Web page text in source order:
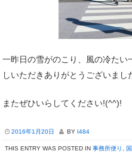
一昨日の雪がのこり、風の冷たい
しいただきありがとうございまし
またぜひいらしてください!(^^)!
2016年1月20日 BY I484
THIS ENTRY WAS POSTED IN 事務所便り